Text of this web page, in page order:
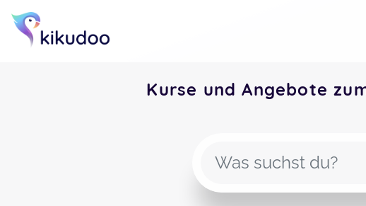
Kurse und Angebote